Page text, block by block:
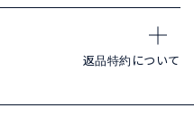
返品特約について